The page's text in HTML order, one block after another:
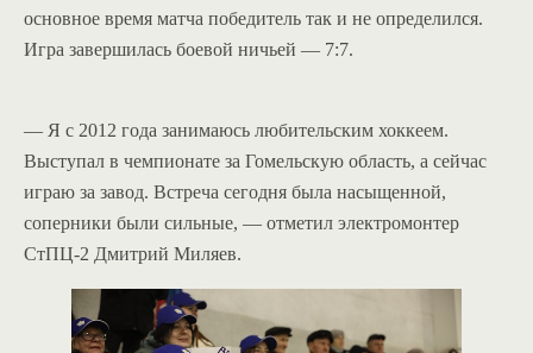
основное время матча победитель так и не определился.
Игра завершилась боевой ничьей — 7:7.
— Я с 2012 года занимаюсь любительским хоккеем.
Выступал в чемпионате за Гомельскую область, а сейчас
играю за завод. Встреча сегодня была насыщенной,
соперники были сильные, — отметил электромонтер
СтПЦ-2 Дмитрий Миляев.